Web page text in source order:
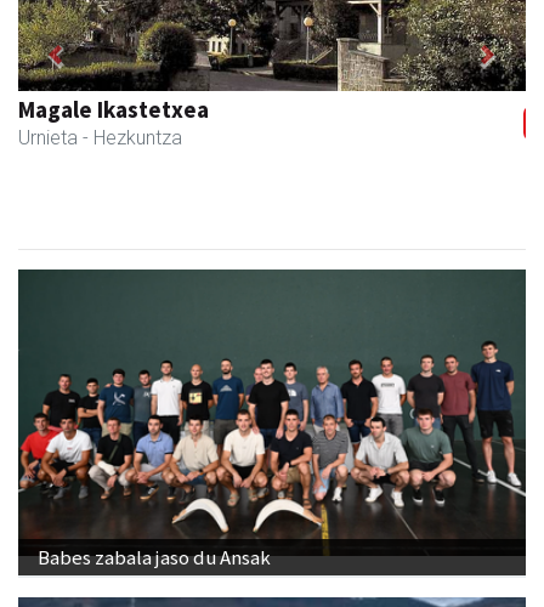
Magale Ikastetxea
Urnieta - Hezkuntza
Previous Next
Babes zabala jaso du Ansak